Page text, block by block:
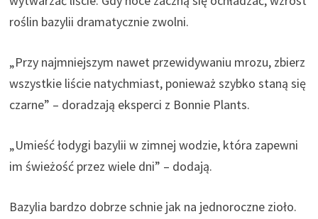
roślin bazylii dramatycznie zwolni.
„Przy najmniejszym nawet przewidywaniu mrozu, zbierz
wszystkie liście natychmiast, ponieważ szybko staną się
czarne” – doradzają eksperci z Bonnie Plants.
„Umieść łodygi bazylii w zimnej wodzie, która zapewni
im świeżość przez wiele dni” – dodają.
Bazylia bardzo dobrze schnie jak na jednoroczne zioło.